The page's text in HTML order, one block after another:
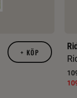
+ KÖP